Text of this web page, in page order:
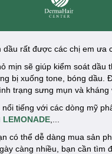
dầu rất được các chị em ưa
mịn sẽ giúp kiểm soát
bị xuống tone, bóng
trạng sưng mụn và kháng
tiếng với các dòng mỹ
có thể dễ dàng mua sản
càng nhiều, bạn cần